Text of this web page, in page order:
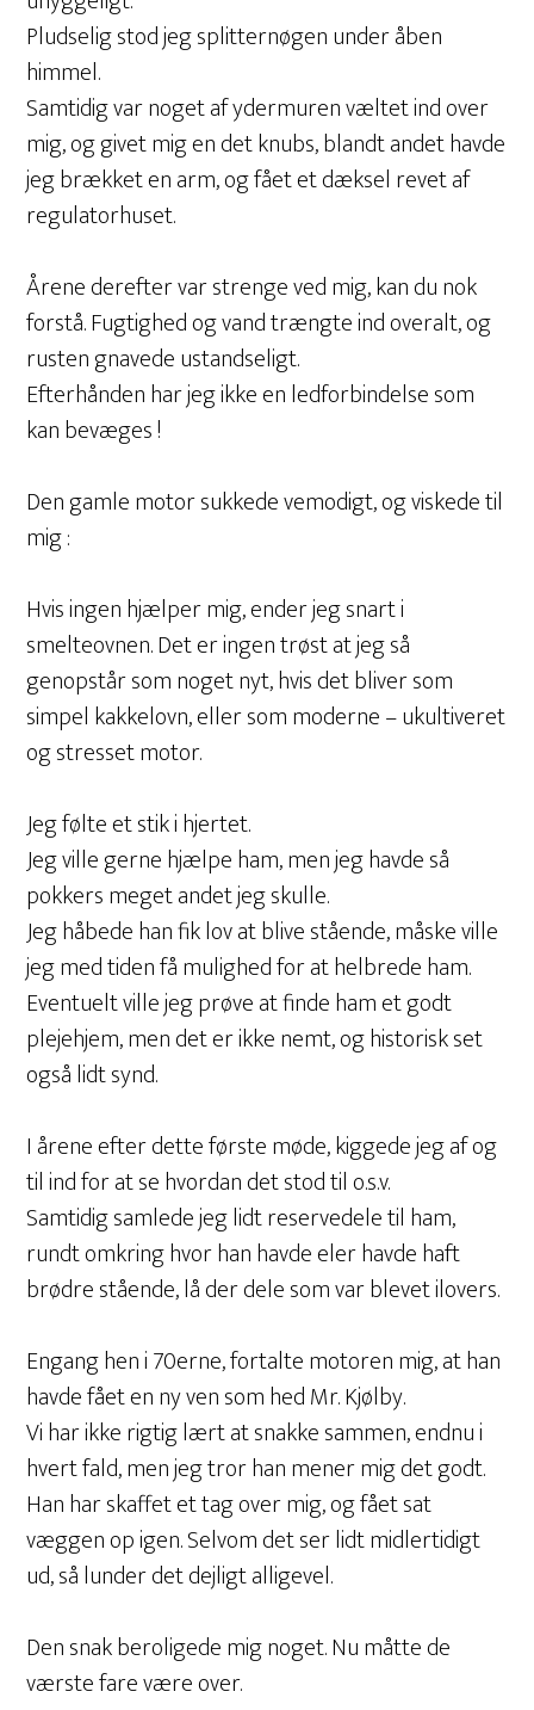
Pludselig stod jeg splitternøgen under åben
himmel.
Samtidig var noget af ydermuren væltet ind over
mig, og givet mig en det knubs, blandt andet havde
jeg brækket en arm, og fået et dæksel revet af
regulatorhuset.
Årene derefter var strenge ved mig, kan du nok
forstå. Fugtighed og vand trængte ind overalt, og
rusten gnavede ustandseligt.
Efterhånden har jeg ikke en ledforbindelse som
kan bevæges !
Den gamle motor sukkede vemodigt, og viskede til
mig :
Hvis ingen hjælper mig, ender jeg snart i
smelteovnen. Det er ingen trøst at jeg så
genopstår som noget nyt, hvis det bliver som
simpel kakkelovn, eller som moderne – ukultiveret
og stresset motor.
Jeg følte et stik i hjertet.
Jeg ville gerne hjælpe ham, men jeg havde så
pokkers meget andet jeg skulle.
Jeg håbede han fik lov at blive stående, måske ville
jeg med tiden få mulighed for at helbrede ham.
Eventuelt ville jeg prøve at finde ham et godt
plejehjem, men det er ikke nemt, og historisk set
også lidt synd.
I årene efter dette første møde, kiggede jeg af og
til ind for at se hvordan det stod til o.s.v.
Samtidig samlede jeg lidt reservedele til ham,
rundt omkring hvor han havde eler havde haft
brødre stående, lå der dele som var blevet ilovers.
Engang hen i 70erne, fortalte motoren mig, at han
havde fået en ny ven som hed Mr. Kjølby.
Vi har ikke rigtig lært at snakke sammen, endnu i
hvert fald, men jeg tror han mener mig det godt.
Han har skaffet et tag over mig, og fået sat
væggen op igen. Selvom det ser lidt midlertidigt
ud, så lunder det dejligt alligevel.
Den snak beroligede mig noget. Nu måtte de
værste fare være over.